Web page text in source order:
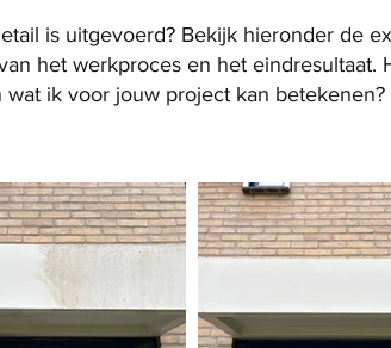
is uitgevoerd? Bekijk hieronder de
het werkproces en het eindresultaat.
ik voor jouw project kan betekenen?